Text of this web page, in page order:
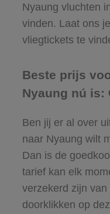
Nyaung vluchten
vinden. Laat ons
vliegtickets te
Beste prijs
Nyaung nú is:
Ben jij er al over
naar Nyaung wilt
Dan is de
tarief kan elk
verzekerd zijn
doorklikken op